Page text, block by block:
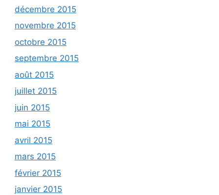
décembre 2015
novembre 2015
octobre 2015
septembre 2015
août 2015
juillet 2015
juin 2015
mai 2015
avril 2015
mars 2015
février 2015
janvier 2015